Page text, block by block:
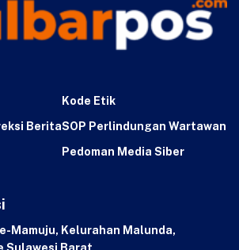
Kode Etik
BeritaSOP Perlindungan Wartawan
Pedoman Media Siber
Mamuju, Kelurahan Malunda,